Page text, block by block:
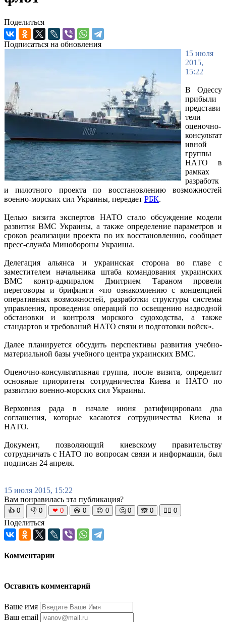
Поделиться
Подписаться на обновления
15 июля
2015,
15:22
В Одессу
прибыли
представи
тели
оценочно-
консультат
ивной
группы
НАТО в
рамках
разработк
и пилотного проекта по восстановлению возможностей
военно-морских сил Украины, передает РБК.
Целью визита экспертов НАТО стало обсуждение модели
развития ВМС Украины, а также определение параметров и
сроков реализации проекта по их восстановлению, сообщает
пресс-служба Минобороны Украины.
Делегация альянса и украинская сторона во главе с
заместителем начальника штаба командования украинских
ВМС контр-адмиралом Дмитрием Тараном провели
переговоры и брифинги «по ознакомлению с концепцией
оперативных возможностей, разработки структуры системы
управления, проведения операций по освещению надводной
обстановки и контроля морского судоходства, а также
стандартов и требований НАТО связи и подготовки войск».
Далее планируется обсудить перспективы развития учебно-
материальной базы учебного центра украинских ВМС.
Оценочно-консультативная группа, после визита, определит
основные приоритеты сотрудничества Киева и НАТО по
развитию военно-морских сил Украины.
Верховная рада в начале июня ратифицировала два
соглашения, которые касаются сотрудничества Киева и
НАТО.
Документ, позволяющий киевскому правительству
сотрудничать с НАТО по вопросам связи и информации, был
подписан 24 апреля.
15 июля 2015, 15:22
Вам понравилась эта публикация?
👍 0 👎 0 ❤ 0 😆 0 😡 0 🤔 0 🙈 0 🧘‍♀️ 0
Поделиться
Комментарии
Оставить комментарий
Ваше имя
Ваш email